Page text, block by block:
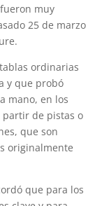
muy
25 de marzo
ordinarias
y que probó
mano, en los
partir de pistas o
que son
originalmente
que para los